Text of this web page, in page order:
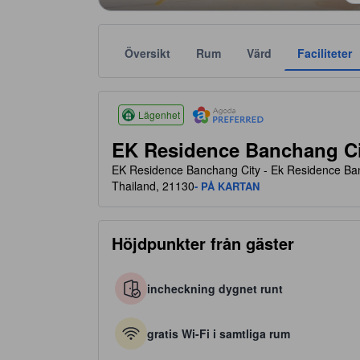
Översikt Rum Värd Faciliteter
Lägenhet
EK Residence Banchang
EK Residence Banchang City - Ek Residence
Thailand, 21130- PÅ KARTAN
Höjdpunkter från gäster
incheckning dygnet runt
gratis Wi-Fi i samtliga rum